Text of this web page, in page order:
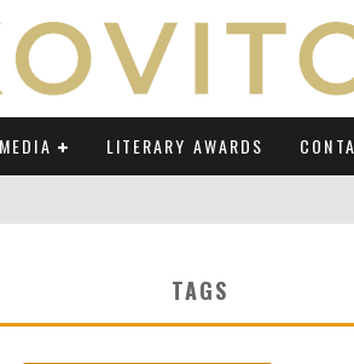
MEDIA LITERARY AWARDS
LUIGI GRAVAGNUOLOTAGS